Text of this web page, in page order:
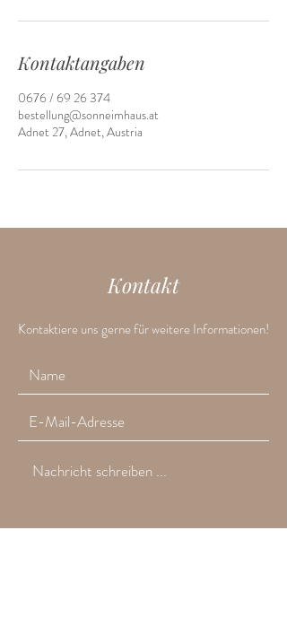
Kontaktangaben
0676 / 69 26 374
bestellung@sonneimhaus.at
Adnet 27, Adnet, Austria
Kontakt
Kontaktiere uns gerne für weitere Informationen!